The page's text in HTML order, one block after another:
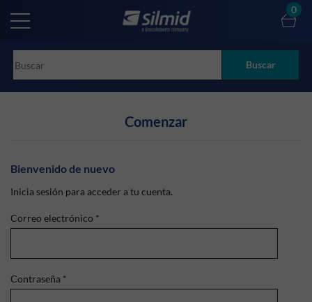
main
Buscar
0
Comenzar
Bienvenido de nuevo
Inicia sesión para acceder a tu cuenta.
Correo electrónico *
Contraseña *